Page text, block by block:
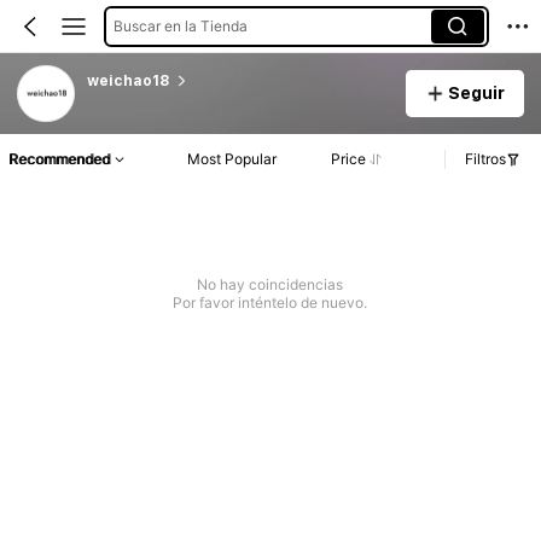
Buscar en la Tienda
weichao18
Seguir
Recommended Most Popular Price Filtros
No hay coincidencias
Por favor inténtelo de nuevo.